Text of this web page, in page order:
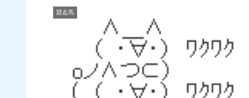
競走馬